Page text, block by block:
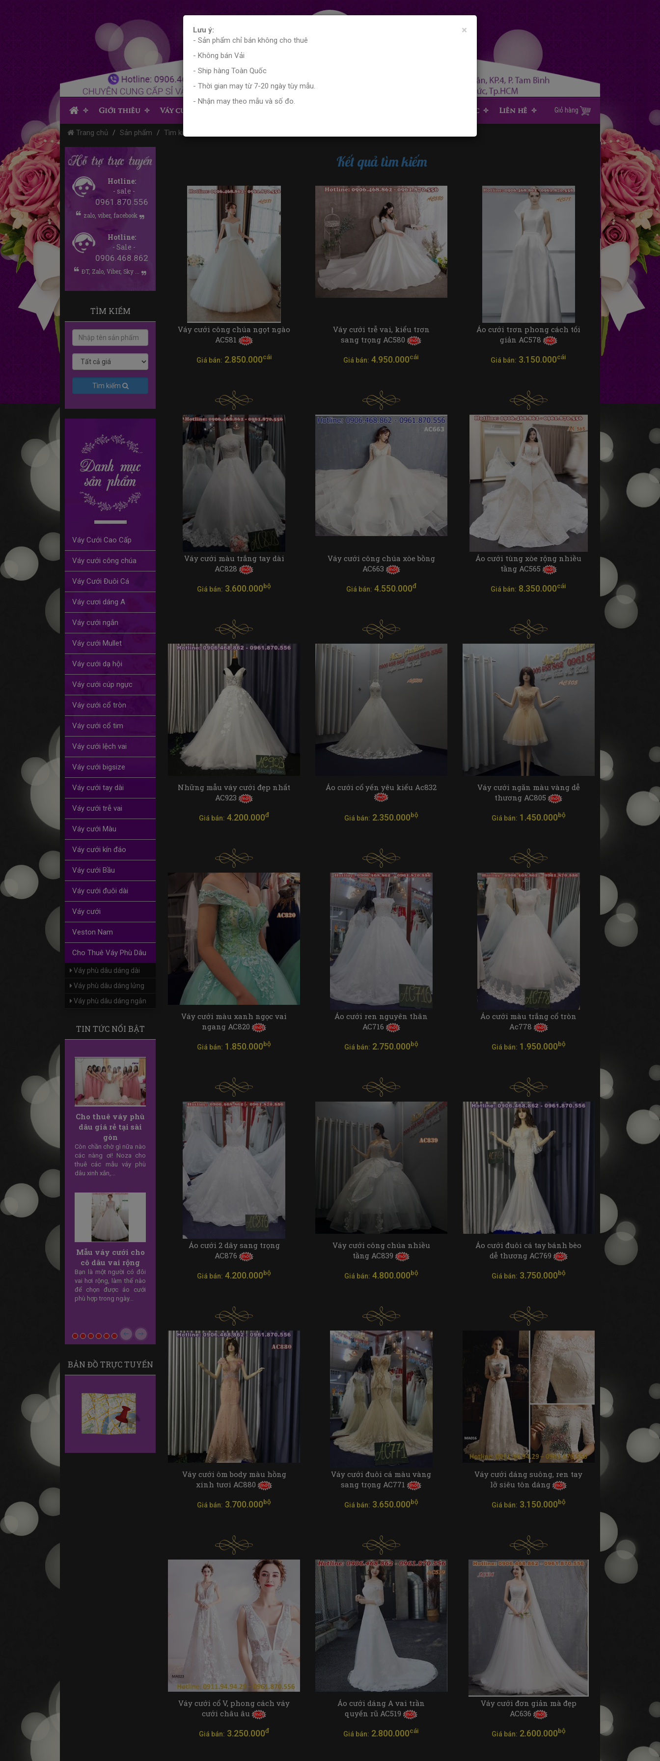
Giới thiệu Váy cưới Tin tức Liên hệ Giỏ hàng
Trang chủ Sản phẩm Tìm kiếm sản phẩm
Hotline:
- sale -
0961.870.556
zalo, viber, facebook
Hotline:
- Sale -
0906.468.862
ĐT, Zalo, Viber, Sky ...
TÌM KIẾM
Tìm kiếm
Váy Cưới Cao Cấp
Váy cưới công chúa
Váy Cưới Đuôi Cá
Váy cươi dáng A
Váy cưới ngắn
Váy cưới Mullet
Váy cưới dạ hội
Váy cưới cúp ngực
Váy cưới cổ tròn
Váy cưới cổ tim
Váy cưới lệch vai
Váy cưới bigsize
Váy cưới tay dài
Váy cưới trễ vai
Váy cưới Màu
Váy cưới kín đáo
Váy cưới Bầu
Váy cưới đuôi dài
Váy cưới
Veston Nam
Cho Thuê Váy Phù Dâu
Váy phù dâu dáng dài
Váy phù dâu dáng lửng
Váy phù dâu dáng ngắn
TIN TỨC NỔI BẬT
Vẻ đẹp của những
mẫu áo cưới đơn
giản
Nếu như bạn yêu thích
những mẫu áo cưới tinh
tế, nhẹ nhàng nhưng
không quá cầu kỳ, thì
Những Mẫu Váy
Cưới Đẹp Kiểu Hàn
Quốc
Sở hữu đường nét đơn
giản thanh tú, dịu dàng
Previous
Next
BẢN ĐỒ TRỰC TUYẾN
Kết quả tìm kiếm
Váy cưới công chúa ngọt ngào
AC581
Giá bán: 2.850.000cái
Váy cưới trễ vai, kiểu trơn
sang trọng AC580
Giá bán: 4.950.000cái
Áo cưới trơn phong cách tối
giản AC578
Giá bán: 3.150.000cái
Váy cưới màu trắng tay dài
AC828
Giá bán: 3.600.000bộ
Váy cưới công chúa xòe bồng
AC663
Giá bán: 4.550.000đ
Áo cưới tùng xòe rộng nhiều
tầng AC565
Giá bán: 8.350.000cái
Những mẫu váy cưới đẹp nhất
AC923
Giá bán: 4.200.000đ
Áo cưới cổ yến yêu kiểu Ac832
Giá bán: 2.350.000bộ
Váy cưới ngăn màu vàng dễ
thương AC805
Giá bán: 1.450.000bộ
Váy cưới màu xanh ngọc vai
ngang AC820
Giá bán: 1.850.000bộ
Áo cưới ren nguyên thân
AC716
Giá bán: 2.750.000bộ
Áo cưới màu trắng cổ tròn
Ac778
Giá bán: 1.950.000bộ
Áo cưới 2 dây sang trọng
AC876
Giá bán: 4.200.000bộ
Váy cưới công chúa nhiều
tầng AC839
Giá bán: 4.800.000bộ
Áo cưới đuôi cá tay bánh bèo
dễ thương AC769
Giá bán: 3.750.000bộ
Váy cưới ôm body màu hồng
xinh tươi AC880
Giá bán: 3.700.000bộ
Váy cưới đuôi cá màu vàng
sang trọng AC771
Giá bán: 3.650.000bộ
Váy cưới dáng suông, ren tay
lỡ siêu tôn dáng
Giá bán: 3.150.000bộ
Váy cưới cổ V, phong cách váy
cưới châu âu
Giá bán: 3.250.000đ
Áo cưới dáng A vai trần
quyến rũ AC519
Giá bán: 2.800.000cái
Váy cưới đơn giản mà đẹp
AC636
Giá bán: 2.600.000bộ
×
Lưu ý:
- Sản phẩm chỉ bán không cho thuê
- Không bán Vải
- Ship hàng Toàn Quốc
- Thời gian may từ 7-20 ngày tùy mẫu.
- Nhận may theo mẫu và số đo.